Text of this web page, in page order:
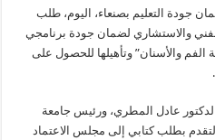
جودة التعليم بصنعاء، اليوم، طلب
والاستشاري لضمان جودة برنامجي
والأسنان” وتأهيلها للحصول على
عادل المطري، ورئيس جامعة
التقدم بطلب كتابي إلى مجلس الاعتماد